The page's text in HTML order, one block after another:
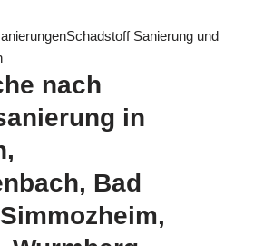
Sanierung und
nach
in
Bad